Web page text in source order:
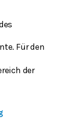
Für den
der